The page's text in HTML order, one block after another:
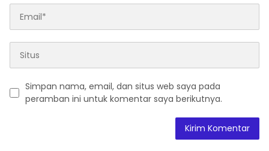
Simpan nama, email, dan situs web saya pada
peramban ini untuk komentar saya berikutnya.